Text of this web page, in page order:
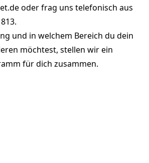
oder frag uns telefonisch aus
und in welchem Bereich du dein
möchtest, stellen wir ein
für dich zusammen.